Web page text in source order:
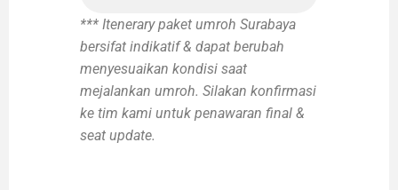
*** Itenerary paket umroh Surabaya
bersifat indikatif & dapat berubah
menyesuaikan kondisi saat
mejalankan umroh. Silakan konfirmasi
ke tim kami untuk penawaran final &
seat update.